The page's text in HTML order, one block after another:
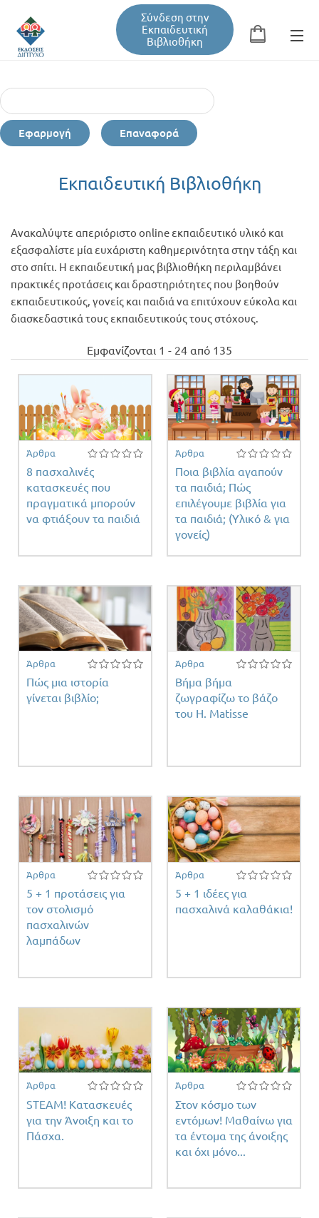
Σύνδεση στην
Εκπαιδευτική
Βιβλιοθήκη
Φόρμα αναζήτησης
Εκπαιδευτική Βιβλιοθήκη
Σεμινάρια / Συνέδρια
Τεύχη Περιοδικών
Εφαρμογή Επαναφορά
Εκπαιδευτική Βιβλιοθήκη
Ανακαλύψτε απεριόριστο online εκπαιδευτικό υλικό και
εξασφαλίστε μία ευχάριστη καθημερινότητα στην τάξη και
στο σπίτι. Η εκπαιδευτική μας βιβλιοθήκη περιλαμβάνει
πρακτικές προτάσεις και δραστηριότητες που βοηθούν
εκπαιδευτικούς, γονείς και παιδιά να επιτύχουν εύκολα και
διασκεδαστικά τους εκπαιδευτικούς τους στόχους.
filter
-
Εμφανίζονται 1 - 24 από 135
Άρθρα
8 πασχαλινές
κατασκευές που
πραγματικά μπορούν
να φτιάξουν τα παιδιά
Άρθρα
Ποια βιβλία αγαπούν
τα παιδιά; Πώς
επιλέγουμε βιβλία για
τα παιδιά; (Υλικό & για
γονείς)
Άρθρα
Πώς μια ιστορία
γίνεται βιβλίο;
Άρθρα
Βήμα βήμα
ζωγραφίζω το βάζο
του H. Matisse
Άρθρα
5 + 1 προτάσεις για
τον στολισμό
πασχαλινών
λαμπάδων
Άρθρα
5 + 1 ιδέες για
πασχαλινά καλαθάκια!
Άρθρα
STEAM! Κατασκευές
για την Άνοιξη και το
Πάσχα.
Άρθρα
Στον κόσμο των
εντόμων! Μαθαίνω για
τα έντομα της άνοιξης
και όχι μόνο...